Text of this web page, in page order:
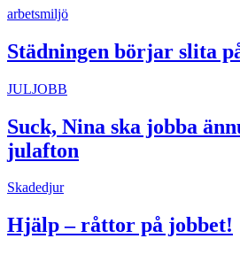
arbetsmiljö
Städningen börjar slita
JULJOBB
Suck, Nina ska jobba
julafton
Skadedjur
Hjälp – råttor på jobbet!